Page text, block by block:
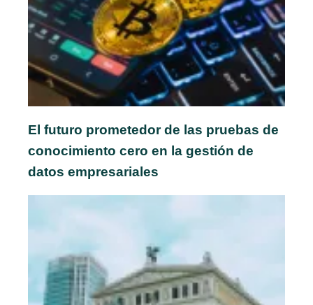
El futuro prometedor de las pruebas de
conocimiento cero en la gestión de
datos empresariales